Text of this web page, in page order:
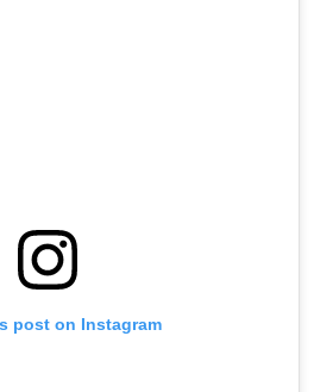
post on Instagram